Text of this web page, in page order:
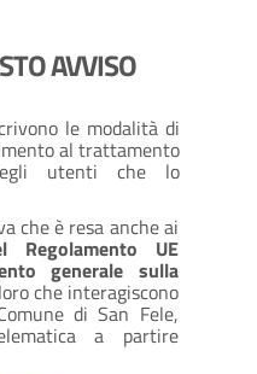
AVVISO
le modalità di
al trattamento
utenti che lo
che è resa anche ai
UE
generale sulla
che interagiscono
di San Fele,
a partire